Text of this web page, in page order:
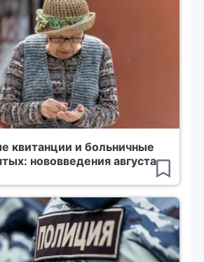
квитанции и больничные
нововведения августа